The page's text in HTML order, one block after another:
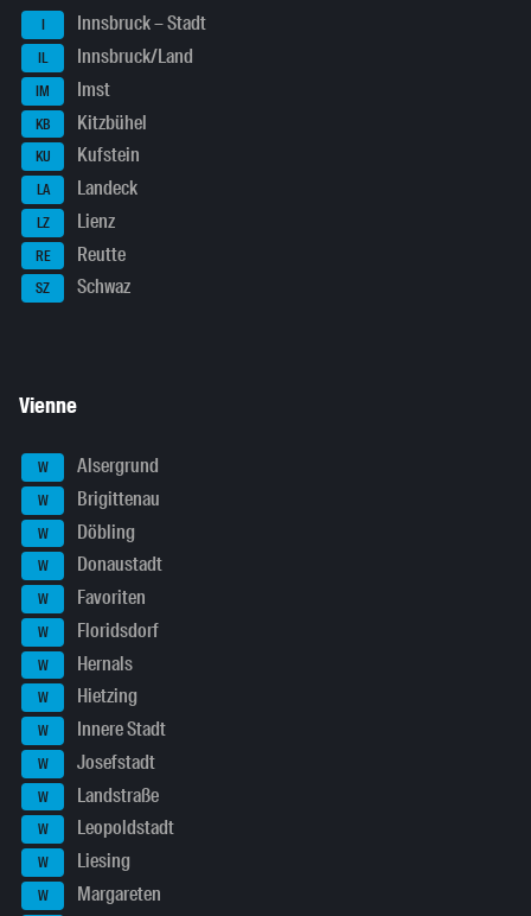
I Innsbruck – Stadt
IL Innsbruck/Land
IM Imst
KB Kitzbühel
KU Kufstein
LA Landeck
LZ Lienz
RE Reutte
SZ Schwaz
Vienne
W Alsergrund
W Brigittenau
W Döbling
W Donaustadt
W Favoriten
W Floridsdorf
W Hernals
W Hietzing
W Innere Stadt
W Josefstadt
W Landstraße
W Leopoldstadt
W Liesing
W Margareten